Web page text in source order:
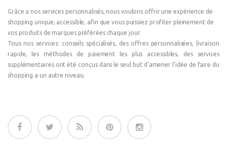
Grâce a nos services personnalisés, nous voulons offrir une expérience de
shopping unique, accessible, afin que vous puissiez profiter pleinement de
vos produits de marques préférées chaque jour.
Tous nos services: conseils spécialisés, des offres personnalisées, livraison
rapide, les méthodes de paiement les plus accessibles, des services
supplémentaires ont été conçus dans le seul but d'amener l'idée de faire du
shopping a un autre niveau.